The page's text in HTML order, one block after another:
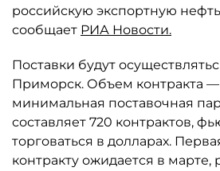
российскую экспортную
сообщает РИА Новости.
Поставки будут
Приморск. Объем контракта —
минимальная поставочная
составляет 720 контрактов,
торговаться в долларах.
контракту ожидается в марте,